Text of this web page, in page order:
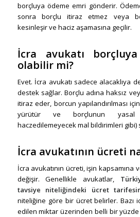
borçluya ödeme emri gönderir.
sonra borçlu itiraz etmez veya
kesinleşir ve haciz aşamasına geçilir.
İcra avukatı
olabilir mi?
Evet. İcra avukatı sadece alacaklıya
destek sağlar. Borçlu adına haksız
itiraz eder, borcun yapılandırılması
yürütür ve borçlunun yasal
haczedilemeyecek mal bildirimleri gibi)
İcra avukatının ücreti
İcra avukatının ücreti, işin kapsamına
değişir. Genellikle avukatlar,
tavsiye niteliğindeki ücret
niteliğine göre bir ücret belirler. Bazı
edilen miktar üzerinden belli bir yüzde